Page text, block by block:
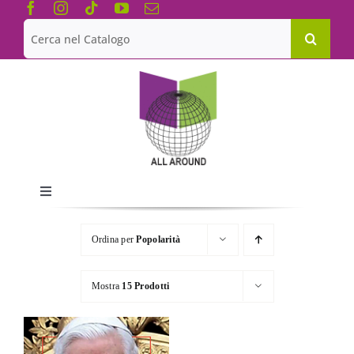
Salta
contenuto
Cerca
per:
Toggle
Navigation
Chi siamo
Le Collane
Catalogo
Ordina perPopolarità
Mostra 15 Prodotti